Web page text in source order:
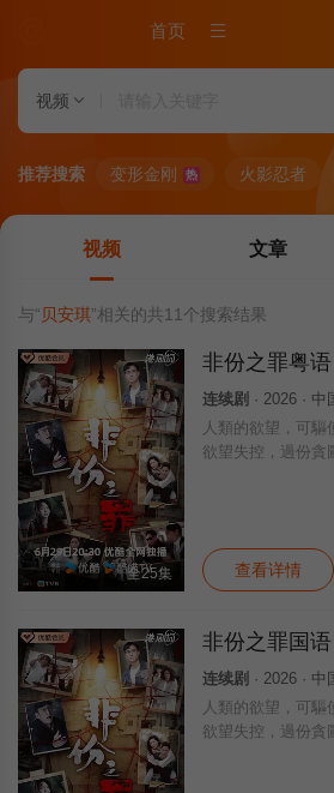
首页
视频
推荐搜索 变形金刚 热 火影忍者
视频 文章
与“贝安琪”相关的共11 个搜索结果
全25集
非份之罪粤语
连续剧 · 2026 · 中
人類的欲望，可驅
欲望失控，過份貪
括
查看详情
非份之罪国语
连续剧 · 2026 · 中
人類的欲望，可驅
欲望失控，過份貪